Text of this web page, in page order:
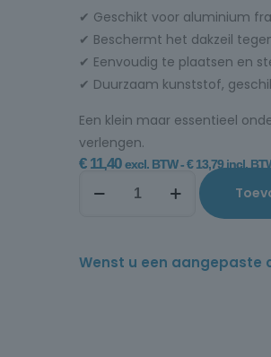
✔ Geschikt voor aluminium
✔ Beschermt het dakzeil
✔ Eenvoudig te plaatsen en
✔ Duurzaam kunststof,
Een klein maar essentieel
verlengen.
€11,40 excl. BTW -€13,79incl.
Wenst u een aangepaste